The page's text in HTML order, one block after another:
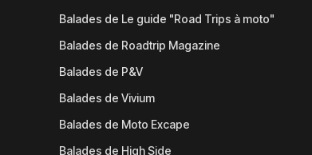
Balades de Le guide "Road Trips à moto"
Balades de Roadtrip Magazine
Balades de P&V
Balades de Vivium
Balades de Moto Excape
Balades de High Side